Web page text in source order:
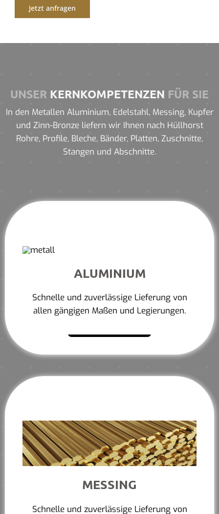
Jetzt anfragen
UNSER KERNKOMPETENZEN FÜR SIE
In den Metallen Aluminium, Edelstahl, Messing, Kupfer
und Zinn-Bronze liefern wir Ihnen nach Hüllhorst
Rohre, Profile, Bleche, Bänder, Platten, Zuschnitte,
Stangen und Abschnitte.
ALUMINIUM
Schnelle und zuverlässige Lieferung von
allen gängigen Maßen und Legierungen.
MESSING
Schnelle und zuverlässige Lieferung von